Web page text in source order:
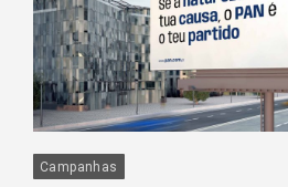
Campanhas